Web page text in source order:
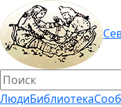
ЛюдиБиблиотека